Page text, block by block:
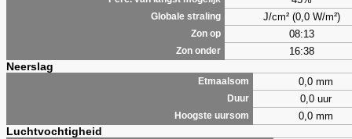
Globale straling J/cm² (0,0 W/m²)
Zon op 08:13
Zon onder 16:38
Neerslag
Etmaalsom 0,0 mm
Duur 0,0 uur
Hoogste uursom 0,0 mm
Luchtvochtigheid